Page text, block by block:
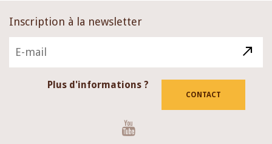
Inscription à la newsletter
Plus d'informations ?
CONTACT